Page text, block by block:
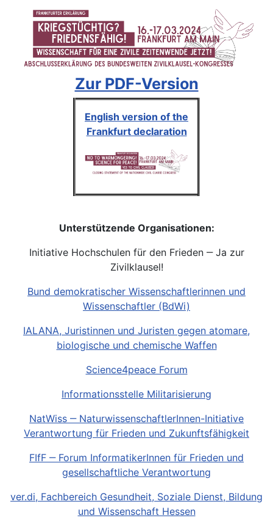
Zur PDF-Version
English version of the
Frankfurt declaration
Unterstützende Organisationen:
Initiative Hochschulen für den Frieden ‒ Ja zur
Zivilklausel!
Bund demokratischer Wissenschaftlerinnen und
Wissenschaftler (BdWi)
IALANA, Juristinnen und Juristen gegen atomare,
biologische und chemische Waffen
Science4peace Forum
Informationsstelle Militarisierung
NatWiss ‒ NaturwissenschaftlerInnen-Initiative
Verantwortung für Frieden und Zukunftsfähigkeit
FIfF ‒ Forum InformatikerInnen für Frieden und
gesellschaftliche Verantwortung
ver.di, Fachbereich Gesundheit, Soziale Dienst, Bildung
und Wissenschaft Hessen